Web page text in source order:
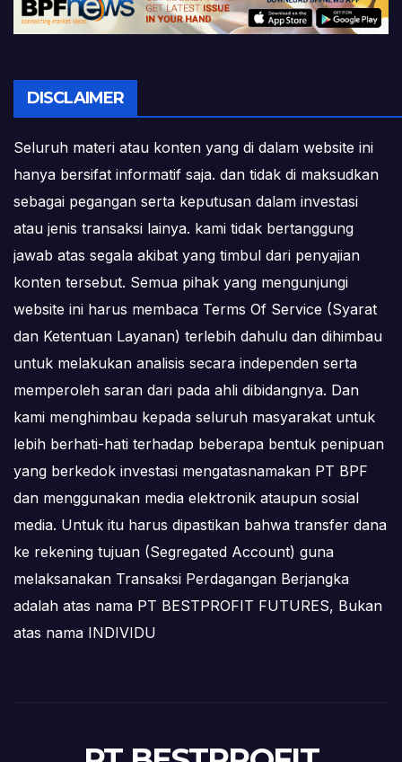
DISCLAIMER
Seluruh materi atau konten yang di dalam website ini
hanya bersifat informatif saja. dan tidak di maksudkan
sebagai pegangan serta keputusan dalam investasi
atau jenis transaksi lainya. kami tidak bertanggung
jawab atas segala akibat yang timbul dari penyajian
konten tersebut. Semua pihak yang mengunjungi
website ini harus membaca Terms Of Service (Syarat
dan Ketentuan Layanan) terlebih dahulu dan dihimbau
untuk melakukan analisis secara independen serta
memperoleh saran dari pada ahli dibidangnya. Dan
kami menghimbau kepada seluruh masyarakat untuk
lebih berhati-hati terhadap beberapa bentuk penipuan
yang berkedok investasi mengatasnamakan PT BPF
dan menggunakan media elektronik ataupun sosial
media. Untuk itu harus dipastikan bahwa transfer dana
ke rekening tujuan (Segregated Account) guna
melaksanakan Transaksi Perdagangan Berjangka
adalah atas nama PT BESTPROFIT FUTURES, Bukan
atas nama INDIVIDU